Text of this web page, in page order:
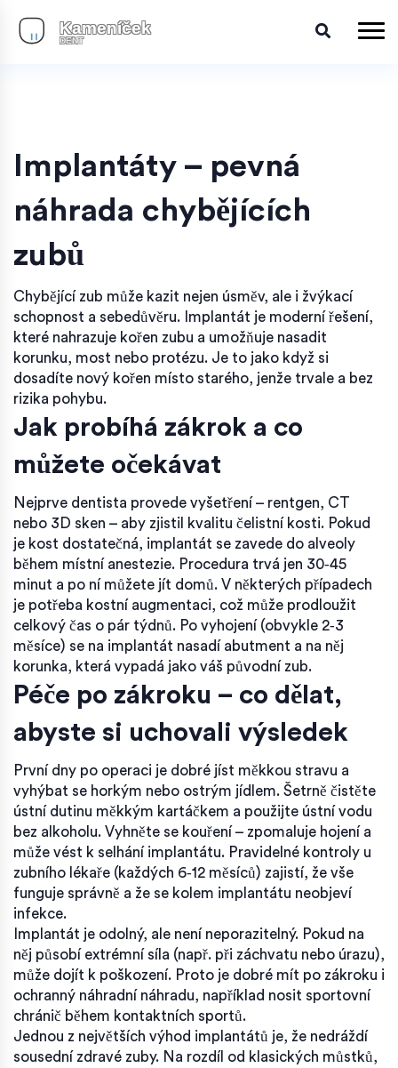
Implantáty – pevná
náhrada chybějících
zubů
Chybějící zub může kazit nejen úsměv, ale i žvýkací
schopnost a sebedůvěru. Implantát je moderní řešení,
které nahrazuje kořen zubu a umožňuje nasadit
korunku, most nebo protézu. Je to jako když si
dosadíte nový kořen místo starého, jenže trvale a bez
rizika pohybu.
Jak probíhá zákrok a co
můžete očekávat
Nejprve dentista provede vyšetření – rentgen, CT
nebo 3D sken – aby zjistil kvalitu čelistní kosti. Pokud
je kost dostatečná, implantát se zavede do alveoly
během místní anestezie. Procedura trvá jen 30‑45
minut a po ní můžete jít domů. V některých případech
je potřeba kostní augmentaci, což může prodloužit
celkový čas o pár týdnů. Po vyhojení (obvykle 2‑3
měsíce) se na implantát nasadí abutment a na něj
korunka, která vypadá jako váš původní zub.
Péče po zákroku – co dělat,
abyste si uchovali výsledek
První dny po operaci je dobré jíst měkkou stravu a
vyhýbat se horkým nebo ostrým jídlem. Šetrně čistěte
ústní dutinu měkkým kartáčkem a použijte ústní vodu
bez alkoholu. Vyhněte se kouření – zpomaluje hojení a
může vést k selhání implantátu. Pravidelné kontroly u
zubního lékaře (každých 6‑12 měsíců) zajistí, že vše
funguje správně a že se kolem implantátu neobjeví
infekce.
Implantát je odolný, ale není neporazitelný. Pokud na
něj působí extrémní síla (např. při záchvatu nebo úrazu),
může dojít k poškození. Proto je dobré mít po zákroku i
ochranný náhradní náhradu, například nosit sportovní
chránič během kontaktních sportů.
Jednou z největších výhod implantátů je, že nedráždí
sousední zdravé zuby. Na rozdíl od klasických můstků,